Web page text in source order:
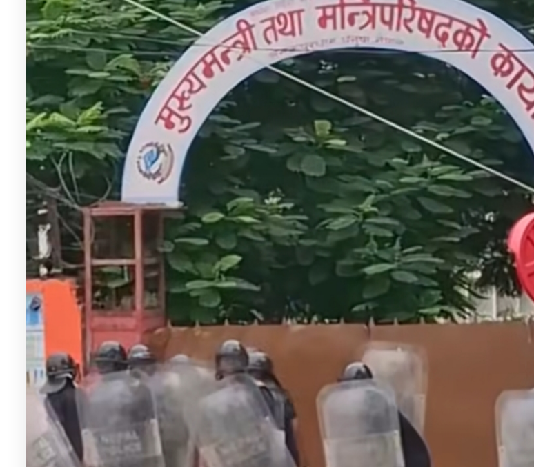
७ जनकपुरमा सरकार र संयुक्त हिन्दु मोर्चाबीच
सहमति
८ मधेशका विभिन्न जिल्लामा निकालियो सद्भाव
र्‍याली